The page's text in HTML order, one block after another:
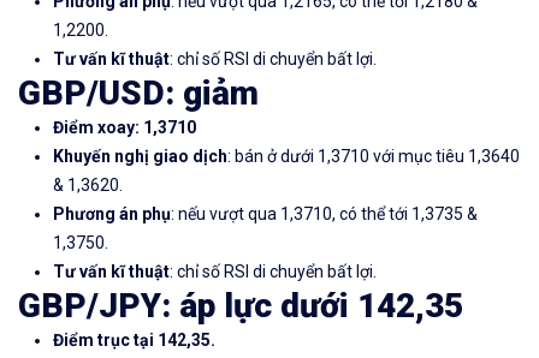
1,2200.
Tư vấn kĩ thuật: chỉ số RSI di chuyển bất lợi.
GBP/USD: giảm
Điểm xoay: 1,3710
Khuyến nghị giao dịch: bán ở dưới 1,3710 với mục tiêu 1,3640
& 1,3620.
Phương án phụ: nếu vượt qua 1,3710, có thể tới 1,3735 &
1,3750.
Tư vấn kĩ thuật: chỉ số RSI di chuyển bất lợi.
GBP/JPY: áp lực dưới 142,35
Điểm trục tại 142,35.